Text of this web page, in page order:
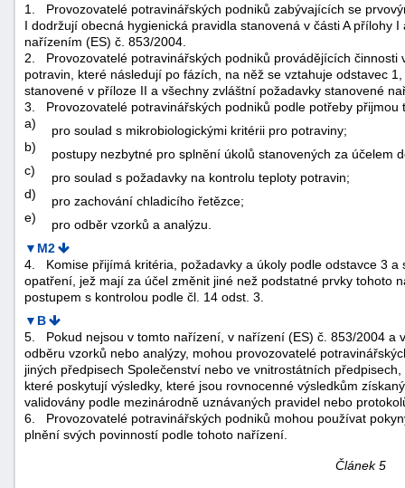
1.
Provozovatelé potravinářských podniků zabývajících se
I dodržují obecná hygienická pravidla stanovená v části A přílohy
nařízením (ES) č. 853/2004.
2.
Provozovatelé potravinářských podniků provádějících
potravin, které následují po fázích, na něž se vztahuje odstavec
stanovené v příloze II a všechny zvláštní požadavky stanovené
3.
Provozovatelé potravinářských podniků podle potřeby
a)
pro soulad s mikrobiologickými kritérii pro potraviny;
b)
postupy nezbytné pro splnění úkolů stanovených za účelem
c)
pro soulad s požadavky na kontrolu teploty potravin;
d)
pro zachování chladicího řetězce;
e)
pro odběr vzorků a analýzu.
▼M2
4.
Komise přijímá kritéria, požadavky a úkoly podle odstavce 3
opatření, jež mají za účel změnit jiné než podstatné prvky tohoto
postupem s kontrolou podle čl. 14 odst. 3.
▼B
5.
Pokud nejsou v tomto nařízení, v nařízení (ES) č. 853/2004
odběru vzorků nebo analýzy, mohou provozovatelé
jiných předpisech Společenství nebo ve vnitrostátních
které poskytují výsledky, které jsou rovnocenné výsledkům
validovány podle mezinárodně uznávaných pravidel nebo
6.
Provozovatelé potravinářských podniků mohou používat
plnění svých povinností podle tohoto nařízení.
Článek 5